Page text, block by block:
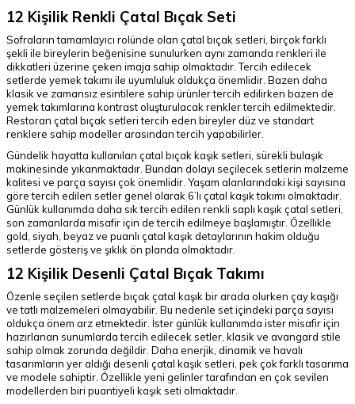
12 Kişilik Renkli Çatal Bıçak Seti
Sofraların tamamlayıcı rolünde olan çatal bıçak setleri, birçok farklı
şekli ile bireylerin beğenisine sunulurken aynı zamanda renkleri ile
dikkatleri üzerine çeken imaja sahip olmaktadır. Tercih edilecek
setlerde yemek takımı ile uyumluluk oldukça önemlidir. Bazen daha
klasik ve zamansız esintilere sahip ürünler tercih edilirken bazen de
yemek takımlarına kontrast oluşturulacak renkler tercih edilmektedir.
Restoran çatal bıçak setleri tercih eden bireyler düz ve standart
renklere sahip modeller arasından tercih yapabilirler.
Gündelik hayatta kullanılan çatal bıçak kaşık setleri, sürekli bulaşık
makinesinde yıkanmaktadır. Bundan dolayı seçilecek setlerin malzeme
kalitesi ve parça sayısı çok önemlidir. Yaşam alanlarındaki kişi sayısına
göre tercih edilen setler genel olarak 6’lı çatal kaşık takımı olmaktadır.
Günlük kullanımda daha sık tercih edilen renkli saplı kaşık çatal setleri,
son zamanlarda misafir için de tercih edilmeye başlamıştır. Özellikle
gold, siyah, beyaz ve puanlı çatal kaşık detaylarının hakim olduğu
setlerde gösteriş ve şıklık ön planda olmaktadır.
12 Kişilik Desenli Çatal Bıçak Takımı
Özenle seçilen setlerde bıçak çatal kaşık bir arada olurken çay kaşığı
ve tatlı malzemeleri olmayabilir. Bu nedenle set içindeki parça sayısı
oldukça önem arz etmektedir. İster günlük kullanımda ister misafir için
hazırlanan sunumlarda tercih edilecek setler, klasik ve avangard stile
sahip olmak zorunda değildir. Daha enerjik, dinamik ve havalı
tasarımların yer aldığı desenli çatal kaşık setleri, pek çok farklı tasarıma
ve modele sahiptir. Özellikle yeni gelinler tarafından en çok sevilen
modellerden biri puantiyeli kaşık seti olmaktadır.